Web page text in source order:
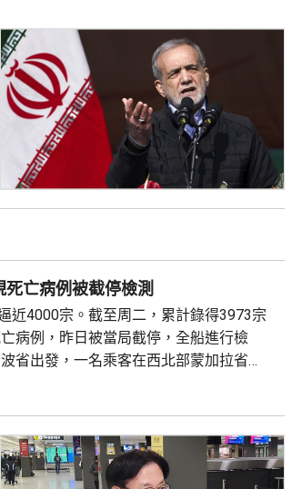
亡病例被截停檢測
近4000宗。截至周二，累計錄得3973宗
病例，昨日被當局截停，全船進行檢
省出發，一名乘客在西北部蒙加拉省下
隨即展開追蹤，並在首都金沙薩約65